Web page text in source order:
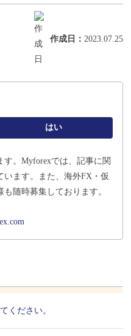
作成日 ： 2023.07.25
はい
す。Myforexでは、記事に関
ます。
また、海外FX・仮
随時募集しております。
ください。